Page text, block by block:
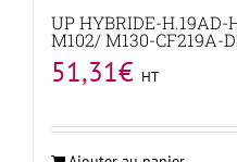
UP HYBRIDE-H.19AD-
M102/ M130-CF219A-
51,31€ HT